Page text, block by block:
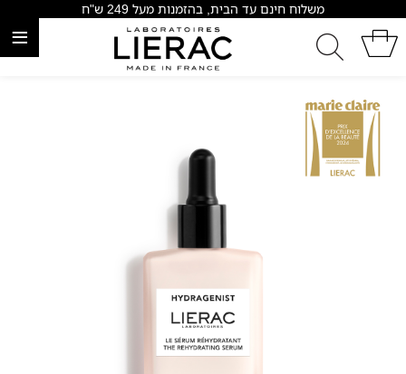
משלוח חינם עד הבית, בהזמנות מעל 249 ש"ח
≡